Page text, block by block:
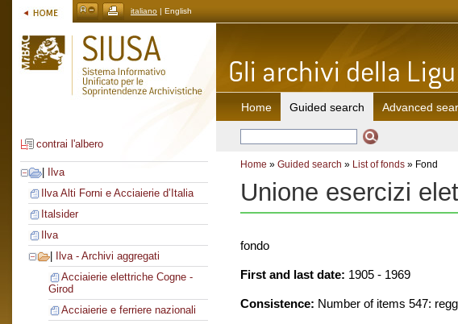
italiano | English
contrai l'albero
Ilva
Ilva Alti Forni e Acciaierie d’Italia
Italsider
Ilva
Ilva - Archivi aggregati
Acciaierie elettriche Cogne -
Girod
Acciaierie e ferriere nazionali
Home Guided search Advanced
Home » Guided search » List of fonds » Fond
Unione esercizi
fondo
First and last date: 1905 - 1969
Consistence: Number of items 547: